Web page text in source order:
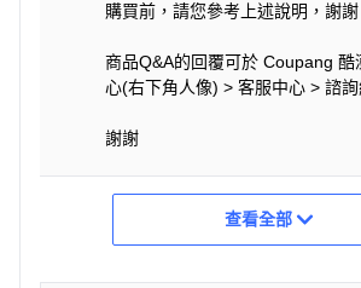
購買前，請您參考上述說明，謝謝
商品Q&A的回覆可於 Coupang 酷
心(右下角人像) > 客服中心 > 諮
謝謝
查看全部